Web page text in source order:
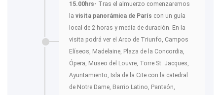
15.00hrs- Tras el almuerzo comenzaremos
la visita panorámica de París con un guía
local de 2 horas y media de duración. En la
visita podrá ver el Arco de Triunfo, Campos
Elíseos, Madelaine, Plaza de la Concordia,
Ópera, Museo del Louvre, Torre St. Jacques,
Ayuntamiento, Isla de la Cite con la catedral
de Notre Dame, Barrio Latino, Panteón,